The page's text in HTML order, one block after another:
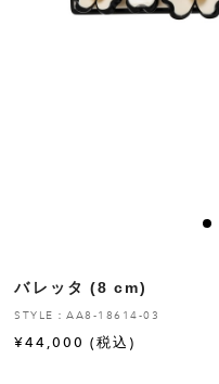
お修理について
バレッタ (8 cm)
STYLE：AA8-18614-03
¥44,000 (税込)